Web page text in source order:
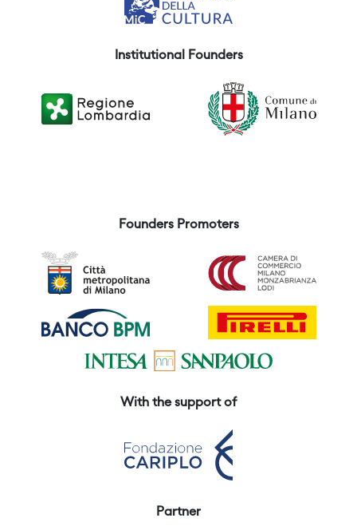
Institutional Founders
Founders Promoters
With the support of
Partner